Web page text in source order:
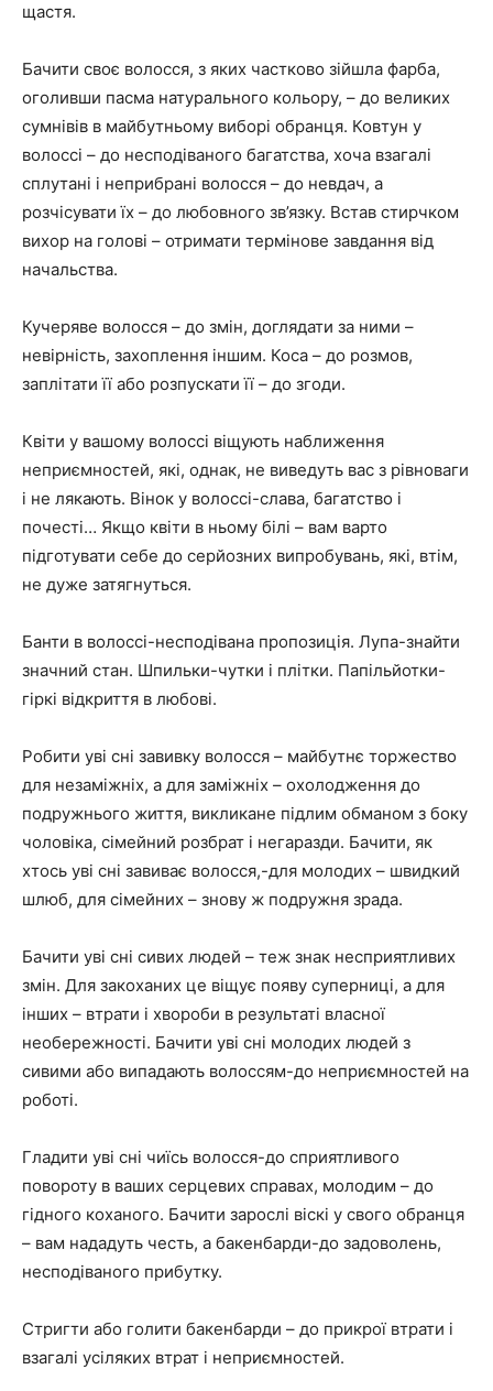
щастя.
Бачити своє волосся, з яких частково зійшла фарба,
оголивши пасма натурального кольору, – до великих
сумнівів в майбутньому виборі обранця. Ковтун у
волоссі – до несподіваного багатства, хоча взагалі
сплутані і неприбрані волосся – до невдач, а
розчісувати їх – до любовного зв’язку. Встав стирчком
вихор на голові – отримати термінове завдання від
начальства.
Кучеряве волосся – до змін, доглядати за ними –
невірність, захоплення іншим. Коса – до розмов,
заплітати її або розпускати її – до згоди.
Квіти у вашому волоссі віщують наближення
неприємностей, які, однак, не виведуть вас з рівноваги
і не лякають. Вінок у волоссі-слава, багатство і
почесті… Якщо квіти в ньому білі – вам варто
підготувати себе до серйозних випробувань, які, втім,
не дуже затягнуться.
Банти в волоссі-несподівана пропозиція. Лупа-знайти
значний стан. Шпильки-чутки і плітки. Папільйотки-
гіркі відкриття в любові.
Робити уві сні завивку волосся – майбутнє торжество
для незаміжніх, а для заміжніх – охолодження до
подружнього життя, викликане підлим обманом з боку
чоловіка, сімейний розбрат і негаразди. Бачити, як
хтось уві сні завиває волосся,-для молодих – швидкий
шлюб, для сімейних – знову ж подружня зрада.
Бачити уві сні сивих людей – теж знак несприятливих
змін. Для закоханих це віщує появу суперниці, а для
інших – втрати і хвороби в результаті власної
необережності. Бачити уві сні молодих людей з
сивими або випадають волоссям-до неприємностей на
роботі.
Гладити уві сні чиїсь волосся-до сприятливого
повороту в ваших серцевих справах, молодим – до
гідного коханого. Бачити зарослі віскі у свого обранця
– вам нададуть честь, а бакенбарди-до задоволень,
несподіваного прибутку.
Стригти або голити бакенбарди – до прикрої втрати і
взагалі усіляких втрат і неприємностей.